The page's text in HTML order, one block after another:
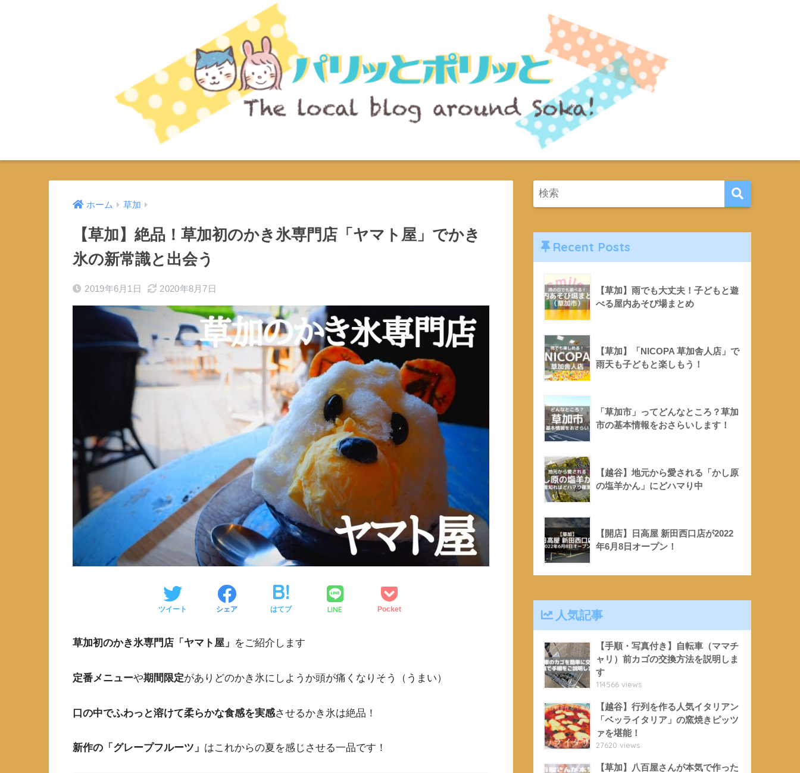
ホーム 草加
【草加】絶品！草加初のかき氷専門店「ヤマト屋」でかき
氷の新常識と出会う
2019年6月1日 2020年8月7日
ツイート シェア はてブ LINE Pocket
草加初のかき氷専門店「ヤマト屋」 をご紹介します
定番メニューや期間限定がありどのかき氷にしようか頭が痛くなりそう（うまい）
口の中でふわっと溶けて柔らかな食感を実感させるかき氷は絶品！
新作の「グレープフルーツ」 はこれからの夏を感じさせる一品です！
Recent Posts
【草加】雨でも大丈夫！子どもと遊
べる屋内あそび場まとめ
【草加】「NICOPA 草加舎人店」で
雨天も子どもと楽しもう！
「草加市」ってどんなところ？草加
市の基本情報をおさらいします！
【越谷】地元から愛される「かし原
の塩羊かん」にどハマり中
【開店】日高屋 新田西口店が2022
年6月8日オープン！
人気記事
【手順・写真付き】自転車（ママチ
ャリ）前カゴの交換方法を説明しま
す
114566 views
【越谷】行列を作る人気イタリアン
「ベッライタリア」の窯焼きピッツ
ァを堪能！
27620 views
【草加】八百屋さんが本気で作った